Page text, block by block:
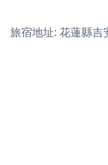
旅宿地址: 花蓮縣吉